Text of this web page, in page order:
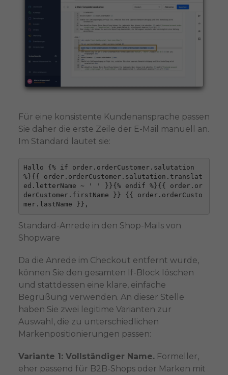
Für eine konsistente Kundenansprache passen
Sie daher die erste Zeile der E-Mail manuell an.
Im Standard lautet sie:
Hallo {% if order.orderCustomer.salutation
%}{{ order.orderCustomer.salutation.translat
ed.letterName ~ ' ' }}{% endif %}{{ order.or
derCustomer.firstName }} {{ order.orderCusto
mer.lastName }},
Standard-Anrede in den Shop-Mails von
Shopware
Da die Anrede im Checkout entfernt wurde,
können Sie den gesamten If-Block löschen
und stattdessen eine klare, einfache
Begrüßung verwenden. An dieser Stelle
haben Sie zwei legitime Varianten zur
Auswahl, die zu unterschiedlichen
Markenpositionierungen passen:
Variante 1: Vollständiger Name.Formeller,
eher passend für B2B-Shops oder Marken mit